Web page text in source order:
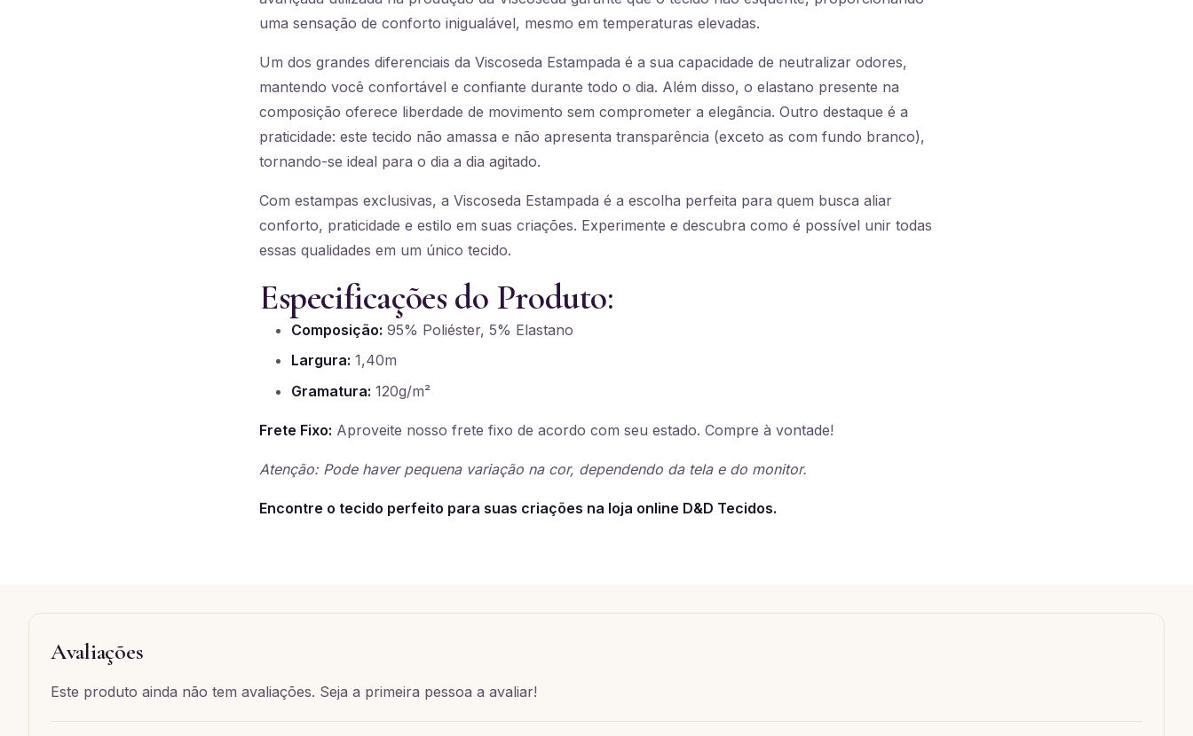
uma sensação de conforto inigualável, mesmo em temperaturas elevadas.
Um dos grandes diferenciais da Viscoseda Estampada é a sua capacidade de neutralizar odores,
mantendo você confortável e confiante durante todo o dia. Além disso, o elastano presente na
composição oferece liberdade de movimento sem comprometer a elegância. Outro destaque é a
praticidade: este tecido não amassa e não apresenta transparência (exceto as com fundo branco),
tornando-se ideal para o dia a dia agitado.
Com estampas exclusivas, a Viscoseda Estampada é a escolha perfeita para quem busca aliar
conforto, praticidade e estilo em suas criações. Experimente e descubra como é possível unir todas
essas qualidades em um único tecido.
Especificações do Produto:
Composição: 95% Poliéster, 5% Elastano
Largura: 1,40m
Gramatura: 120g/m²
Frete Fixo: Aproveite nosso frete fixo de acordo com seu estado. Compre à vontade!
Atenção: Pode haver pequena variação na cor, dependendo da tela e do monitor.
Encontre o tecido perfeito para suas criações na loja online D&D Tecidos.
Avaliações
Este produto ainda não tem avaliações. Seja a primeira pessoa a avaliar!